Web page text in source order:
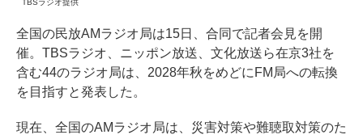
TBSラジオ提供
全国の民放AMラジオ局は15日、合同で記者会見を開
催。TBSラジオ、ニッポン放送、文化放送ら在京3社を
含む44のラジオ局は、2028年秋をめどにFM局への転換
を目指すと発表した。
現在、全国のAMラジオ局は、災害対策や難聴取対策のた